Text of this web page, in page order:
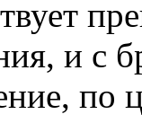
и с
по